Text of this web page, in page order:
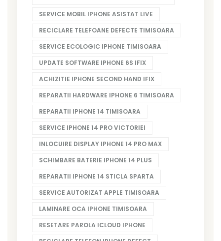
SERVICE MOBIL IPHONE ASISTAT LIVE
RECICLARE TELEFOANE DEFECTE TIMISOARA
SERVICE ECOLOGIC IPHONE TIMISOARA
UPDATE SOFTWARE IPHONE 6S IFIX
ACHIZITIE IPHONE SECOND HAND IFIX
REPARATII HARDWARE IPHONE 6 TIMISOARA
REPARATII IPHONE 14 TIMISOARA
SERVICE IPHONE 14 PRO VICTORIEI
INLOCUIRE DISPLAY IPHONE 14 PRO MAX
SCHIMBARE BATERIE IPHONE 14 PLUS
REPARATII IPHONE 14 STICLA SPARTA
SERVICE AUTORIZAT APPLE TIMISOARA
LAMINARE OCA IPHONE TIMISOARA
RESETARE PAROLA ICLOUD IPHONE